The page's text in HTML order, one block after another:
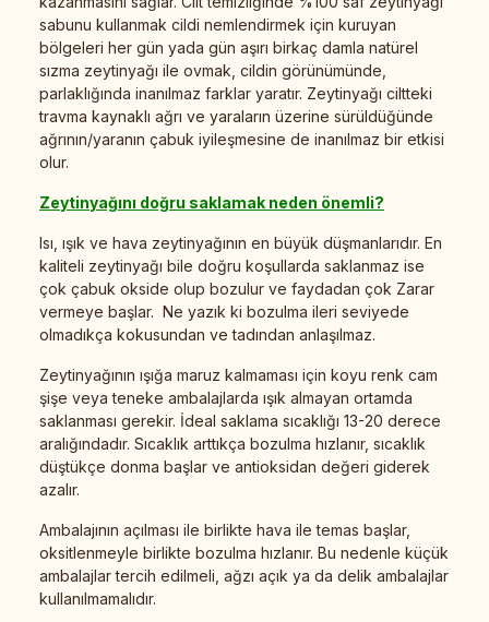
sabunu kullanmak cildi nemlendirmek için kuruyan
bölgeleri her gün yada gün aşırı birkaç damla natürel
sızma zeytinyağı ile ovmak, cildin görünümünde,
parlaklığında inanılmaz farklar yaratır. Zeytinyağı ciltteki
travma kaynaklı ağrı ve yaraların üzerine sürüldüğünde
ağrının/yaranın çabuk iyileşmesine de inanılmaz bir etkisi
olur.
Zeytinyağını doğru saklamak neden önemli?
Isı, ışık ve hava zeytinyağının en büyük düşmanlarıdır. En
kaliteli zeytinyağı bile doğru koşullarda saklanmaz ise
çok çabuk okside olup bozulur ve faydadan çok Zarar
vermeye başlar. Ne yazık ki bozulma ileri seviyede
olmadıkça kokusundan ve tadından anlaşılmaz.
Zeytinyağının ışığa maruz kalmaması için koyu renk cam
şişe veya teneke ambalajlarda ışık almayan ortamda
saklanması gerekir. İdeal saklama sıcaklığı 13-20 derece
aralığındadır. Sıcaklık arttıkça bozulma hızlanır, sıcaklık
düştükçe donma başlar ve antioksidan değeri giderek
azalır.
Ambalajının açılması ile birlikte hava ile temas başlar,
oksitlenmeyle birlikte bozulma hızlanır. Bu nedenle küçük
ambalajlar tercih edilmeli, ağzı açık ya da delik ambalajlar
kullanılmamalıdır.